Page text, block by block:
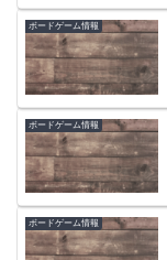
ボードゲーム情報
ボードゲーム情報
ボードゲーム情報